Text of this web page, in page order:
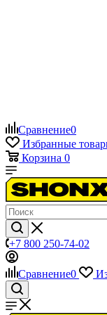
Сравнение0
Избранные
Корзина 0
+7 800 250-74-02
Сравнение0